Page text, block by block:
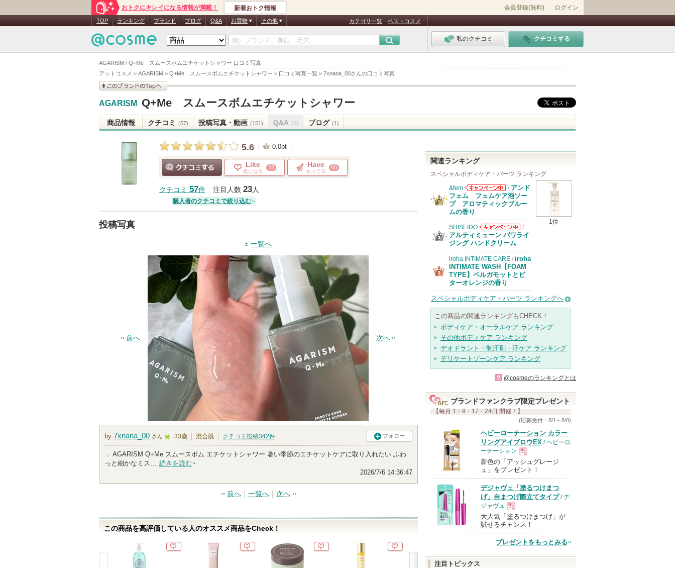
AGARISM / Q+Me スムースボムエチケットシャワー 口コミ写真
アットコスメ > AGARISM > Q+Me スムースボムエチケットシャワー > 口コミ写真一覧 > 7xnana_00さんの口コミ写真
おトクにキレイになる情報が満載！ 新着おトク情報 会員登録(無料) ログイン
TOP ランキング ブランド ブログ Q&A お買物 その他 カテゴリ一覧 ベストコスメ
私のクチコミ クチコミする
AGARISM Q+Me スムースボムエチケットシャワー
商品情報 クチコミ (57) 投稿写真・動画 (151) Q&A (0) ブログ (1)
5.6 0.0pt
Like
気になる
23 Have
もってる
60
クチコミ 57件 注目人数 23人
購入者のクチコミで絞り込む
投稿写真
一覧へ
前へ 次へ
by 7xnana_00 さん
5
人
以
バ
ー
お
33歳 混合肌 クチコミ投稿342件 フォロー
． AGARISM Q+Me スムースボム エチケットシャワー 暑い季節のエチケットケアに取り入れたい ふわ
っと細かなミス… 続きを読む
2026/7/6 14:36:47
前へ 一覧へ 次へ
この商品を高評価している人のオススメ商品をCheck！
関連ランキング
スペシャルボディケア・パーツ ランキング
1位
&fem
&femからのお
知らせがありま
す
/ アンド
フェム フェムケア泡ソー
プ アロマティックブルー
ムの香り
SHISEIDO
SHISEIDOから
のお知らせがあ
/
アルティミューン パワライ
ジング ハンドクリーム
iroha INTIMATE CARE / iroha
INTIMATE WASH【FOAM
TYPE】ベルガモットとビ
ターオレンジの香り
スペシャルボディケア・パーツ ランキングへ
この商品の関連ランキングもCHECK！
ボディケア・オーラルケア ランキング
その他ボディケア ランキング
デオドラント・制汗剤・汗ケア ランキング
デリケートゾーンケア ランキング
? @cosmeのランキングとは
ブランドファンクラブ限定プレゼント
【毎月 1・9・17・24日 開催！】
(応募受付：8/1～8/8)
ヘビーローテーション カラー
リングアイブロウEX / ヘビーロ
ーテーション
現
品
新色の「アッシュグレージ
ュ」をプレゼント！
デジャヴュ「塗るつけまつ
げ」自まつげ際立てタイプ/ デ
ジャヴュ
現
品
大人気「塗るつけまつげ」が
試せるチャンス！
プレゼントをもっとみる
注目トピックス